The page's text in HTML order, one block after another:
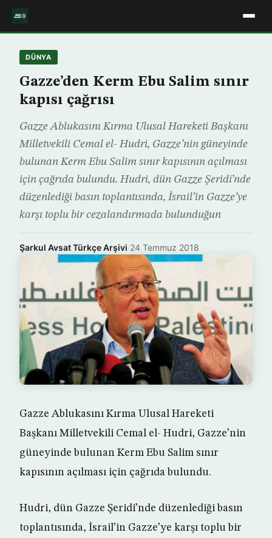
DÜNYA
Gazze’den Kerm Ebu Salim sınır
kapısı çağrısı
Gazze Ablukasını Kırma Ulusal Hareketi Başkanı
Milletvekili Cemal el- Hudri, Gazze’nin güneyinde
bulunan Kerm Ebu Salim sınır kapısının açılması
için çağrıda bulundu. Hudri, dün Gazze Şeridi’nde
düzenlediği basın toplantısında, İsrail’in Gazze’ye
karşı toplu bir cezalandırmada bulunduğun
Şarkul Avsat Türkçe Arşivi·24 Temmuz 2018
Gazze Ablukasını Kırma Ulusal Hareketi
Başkanı Milletvekili Cemal el- Hudri, Gazze’nin
güneyinde bulunan Kerm Ebu Salim sınır
kapısının açılması için çağrıda bulundu.
Hudri, dün Gazze Şeridi’nde düzenlediği basın
toplantısında, İsrail’in Gazze’ye karşı toplu bir